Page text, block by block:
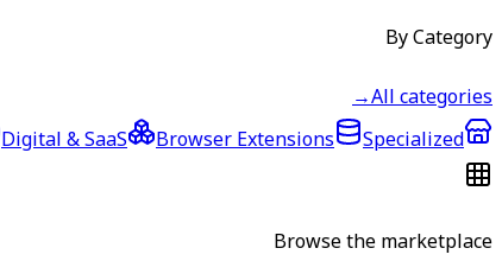
By Category
All categories
→
Digital & SaaS Browser Extensions Specialized
Browse the marketplace